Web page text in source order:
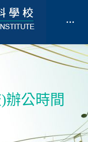
辦公時間